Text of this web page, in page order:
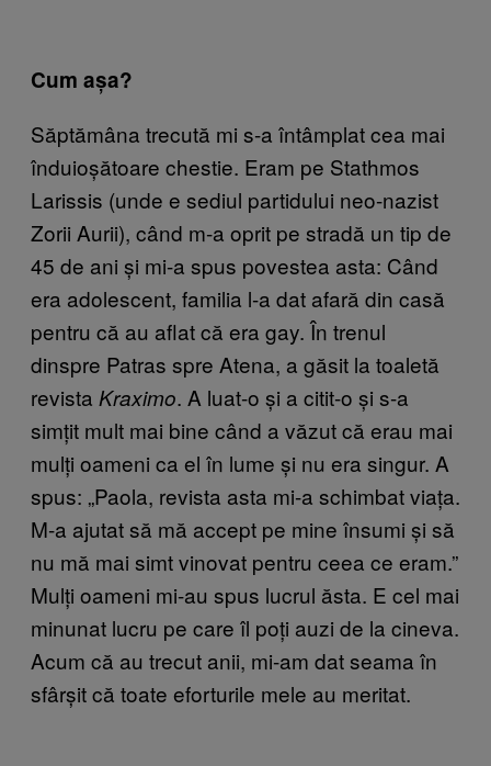
Cum așa?
Săptămâna trecută mi s-a întâmplat cea mai
înduioșătoare chestie. Eram pe Stathmos
Larissis (unde e sediul partidului neo-nazist
Zorii Aurii), când m-a oprit pe stradă un tip de
45 de ani și mi-a spus povestea asta: Când
era adolescent, familia l-a dat afară din casă
pentru că au aflat că era gay. În trenul
dinspre Patras spre Atena, a găsit la toaletă
revista Kraximo. A luat-o și a citit-o și s-a
simțit mult mai bine când a văzut că erau mai
mulți oameni ca el în lume și nu era singur. A
spus: „Paola, revista asta mi-a schimbat viața.
M-a ajutat să mă accept pe mine însumi și să
nu mă mai simt vinovat pentru ceea ce eram.”
Mulți oameni mi-au spus lucrul ăsta. E cel mai
minunat lucru pe care îl poți auzi de la cineva.
Acum că au trecut anii, mi-am dat seama în
sfârșit că toate eforturile mele au meritat.